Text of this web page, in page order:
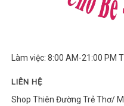
Làm việc: 8:00 AM-21:00 PM
LIÊN HỆ
Shop Thiên Đường Trẻ Thơ/